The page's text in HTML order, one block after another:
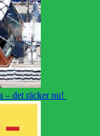
– det räcker nu!